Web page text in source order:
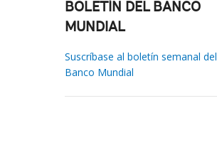
BOLETÍN DEL BANCO
MUNDIAL
Suscríbase al boletín semanal del
Banco Mundial